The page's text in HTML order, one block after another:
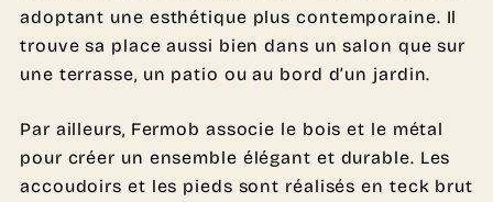
adoptant une esthétique plus contemporaine. Il
trouve sa place aussi bien dans un salon que sur
une terrasse, un patio ou au bord d’un jardin.
Par ailleurs, Fermob associe le bois et le métal
pour créer un ensemble élégant et durable. Les
accoudoirs et les pieds sont réalisés en teck brut